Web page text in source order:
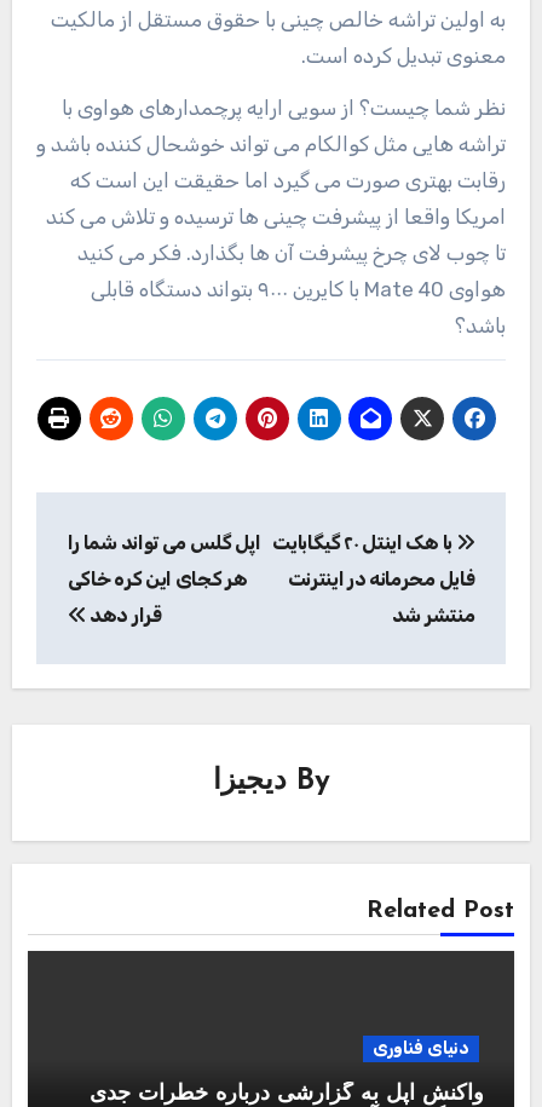
به اولین تراشه خالص چینی با حقوق مستقل از مالکیت
معنوی تبدیل کرده است.
نظر شما چیست؟ از سویی ارایه پرچمدارهای هواوی با
تراشه هایی مثل کوالکام می تواند خوشحال کننده باشد و
رقابت بهتری صورت می گیرد اما حقیقت این است که
امریکا واقعا از پیشرفت چینی ها ترسیده و تلاش می کند
تا چوب لای چرخ پیشرفت آن ها بگذارد. فکر می کنید
هواوی Mate 40 با کایرین ۹۰۰۰ بتواند دستگاه قابلی
باشد؟
نوشته
با هک اینتل ۲۰ گیگابایت
فایل محرمانه در اینترنت
منتشر شد
اپل گلس می تواند شما را
هر کجای این کره خاکی
قرار دهد
By دیجیزا
Related Post
دنیای فناوری
واکنش اپل به گزارشی درباره خطرات جدی